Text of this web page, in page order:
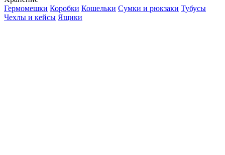
Гермомешки Коробки Кошельки Сумки и рюкзаки Тубусы
Чехлы и кейсы Ящики